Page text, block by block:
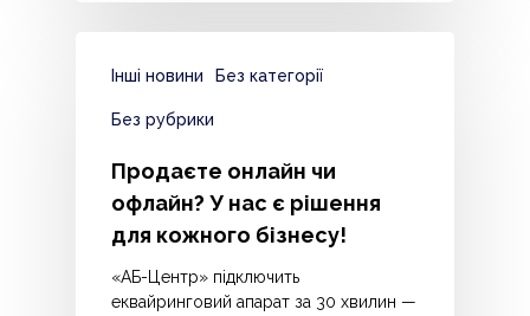
Інші новини Без категорії
Без рубрики
Продаєте онлайн чи
офлайн? У нас є рішення
для кожного бізнесу!
«АБ-Центр» підключить
еквайринговий апарат за 30 хвилин —